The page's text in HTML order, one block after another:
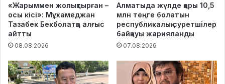
«Жарыммен жолықтырған –
осы кісі»: Мұхамеджан
Тазабек Бекболатқа алғыс
айтты
08.08.2026
Алматыда жүлде қоры 10,5
млн теңге болатын
республикалық суретшілер
байқауы жарияланды
07.08.2026